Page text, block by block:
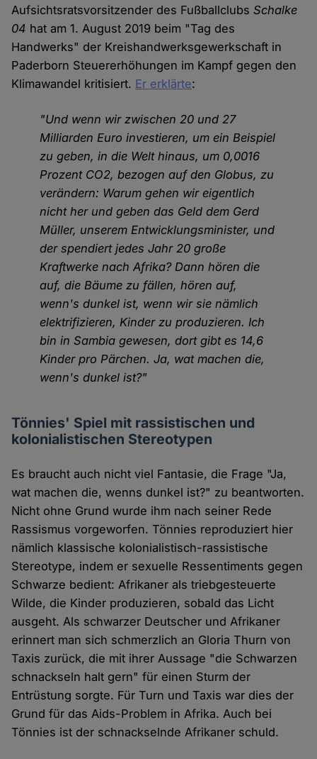
Aufsichtsratsvorsitzender des FußballclubsSchalke
04 hat am 1. August 2019 beim "Tag des
Handwerks" der Kreishandwerksgewerkschaft in
Paderborn Steuererhöhungen im Kampf gegen den
Klimawandel kritisiert. Er erklärte:
"Und wenn wir zwischen 20 und 27
Milliarden Euro investieren, um ein Beispiel
zu geben, in die Welt hinaus, um 0,0016
Prozent CO2, bezogen auf den Globus, zu
verändern: Warum gehen wir eigentlich
nicht her und geben das Geld dem Gerd
Müller, unserem Entwicklungsminister, und
der spendiert jedes Jahr 20 große
Kraftwerke nach Afrika? Dann hören die
auf, die Bäume zu fällen, hören auf,
wenn's dunkel ist, wenn wir sie nämlich
elektrifizieren, Kinder zu produzieren. Ich
bin in Sambia gewesen, dort gibt es 14,6
Kinder pro Pärchen. Ja, wat machen die,
wenn's dunkel ist?"
Tönnies' Spiel mit rassistischen und
kolonialistischen Stereotypen
Es braucht auch nicht viel Fantasie, die Frage "Ja,
wat machen die, wenns dunkel ist?" zu beantworten.
Nicht ohne Grund wurde ihm nach seiner Rede
Rassismus vorgeworfen. Tönnies reproduziert hier
nämlich klassische kolonialistisch-rassistische
Stereotype, indem er sexuelle Ressentiments gegen
Schwarze bedient: Afrikaner als triebgesteuerte
Wilde, die Kinder produzieren, sobald das Licht
ausgeht. Als schwarzer Deutscher und Afrikaner
erinnert man sich schmerzlich an Gloria Thurn von
Taxis zurück, die mit ihrer Aussage "die Schwarzen
schnackseln halt gern" für einen Sturm der
Entrüstung sorgte. Für Turn und Taxis war dies der
Grund für das Aids-Problem in Afrika. Auch bei
Tönnies ist der schnackselnde Afrikaner schuld.